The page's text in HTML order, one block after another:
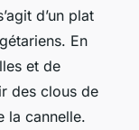
d’un plat
En
et de
des clous de
la cannelle.